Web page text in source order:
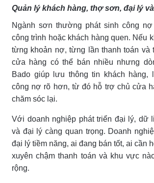
Quản lý khách hàng, thợ sơn, đại lý
Ngành sơn thường phát sinh công
công trình hoặc khách hàng quen. Nếu
từng khoản nợ, từng lần thanh toán và
cửa hàng có thể bán nhiều nhưng
Bado giúp lưu thông tin khách hàng,
công nợ rõ hơn, từ đó hỗ trợ chủ cửa
chăm sóc lại.
Với doanh nghiệp phát triển đại lý, dữ
và đại lý càng quan trọng. Doanh
đại lý tiềm năng, ai đang bán tốt, ai cần
xuyên chậm thanh toán và khu vực
rộng.